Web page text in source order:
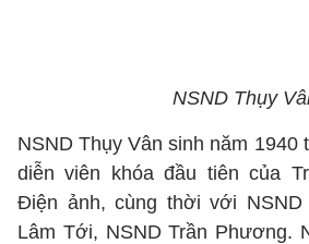
NSND Thụy
NSND Thụy Vân sinh năm 1940
diễn viên khóa đầu tiên của
Điện ảnh, cùng thời với NSND
Lâm Tới, NSND Trần Phương.